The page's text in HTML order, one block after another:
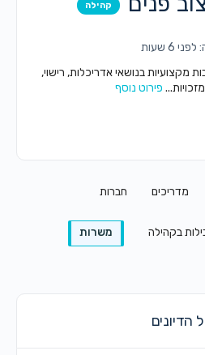
קהילה
בנושאי אדריכלות, רישוי,
פירוט נוסף
חברות
משרות